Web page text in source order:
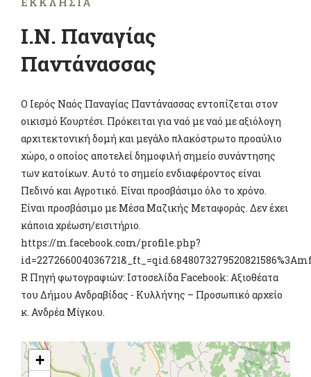
Ι.Ν. Παναγίας
Παντάνασσας
Ο Ιερός Ναός Παναγίας Παντάνασσας εντοπίζεται στον
οικισμό Κουρτέσι. Πρόκειται για ναό με ναό με αξιόλογη
αρχιτεκτονική δομή και μεγάλο πλακόστρωτο προαύλιο
χώρο, ο οποίος αποτελεί δημοφιλή σημείο συνάντησης
των κατοίκων. Αυτό το σημείο ενδιαφέροντος είναι
Πεδινό και Αγροτικό. Είναι προσβάσιμο όλο το χρόνο.
Είναι προσβάσιμο με Μέσα Μαζικής Μεταφοράς. Δεν έχει
κάποια χρέωση/εισιτήριο.
https://m.facebook.com/profile.php?
R Πηγή φωτογραφιών: Ιστοσελίδα Facebook: Αξιοθέατα
του Δήμου Ανδραβίδας - Κυλλήνης – Προσωπικό αρχείο
κ. Ανδρέα Μίγκου.
+